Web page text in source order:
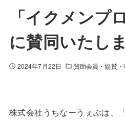
「イクメンプ
に賛同いたし
2024年7月22日 賛助会員・協賛・
株式会社うちなーうぇぶは、